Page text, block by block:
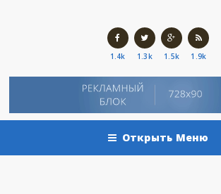
1.4k 1.3k 1.5k 1.9k
Открыть Меню